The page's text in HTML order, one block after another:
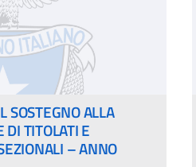
SOSTEGNO ALLA
TITOLATI E
– ANNO